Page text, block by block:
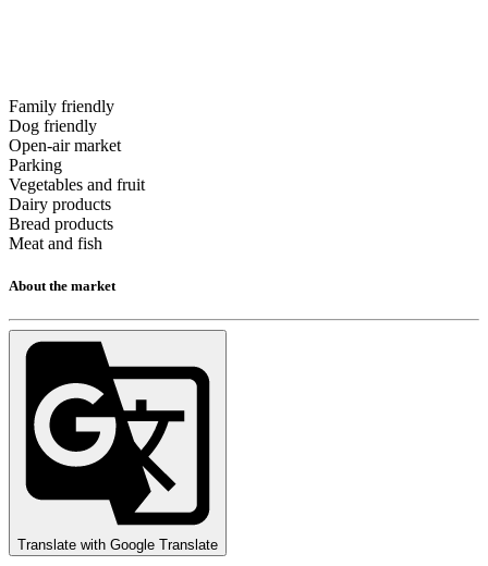
Family friendly
Dog friendly
Open-air market
Parking
Vegetables and fruit
Dairy products
Bread products
Meat and fish
About the market
Translate with Google Translate